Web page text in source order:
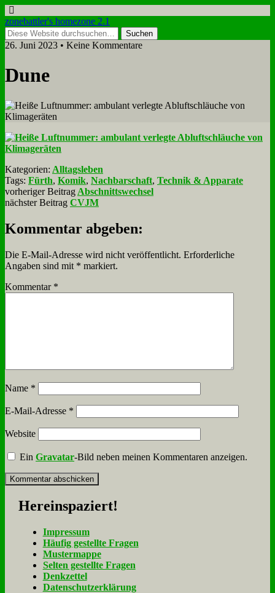
zonebattler's homezone 2.1
26. Juni 2023 • Keine Kommentare
Dune
Kategorien: Alltagsleben
Tags: Fürth, Komik, Nachbarschaft, Technik & Apparate
vorheriger Beitrag Abschnittswechsel
nächster Beitrag CVJM
Kommentar abgeben:
Die E-Mail-Adresse wird nicht veröffentlicht. Erforderliche
Angaben sind mit * markiert.
Kommentar *
Name *
E-Mail-Adresse *
Website
EinGravatar-Bild neben meinen Kommentaren anzeigen.
Her­ein­spa­ziert!
Im­pres­sum
Häu­fig ge­stell­te Fra­gen
Mu­ster­map­pe
Sel­ten ge­stell­te Fra­gen
Denk­zet­tel
Da­ten­schutz­er­klä­rung